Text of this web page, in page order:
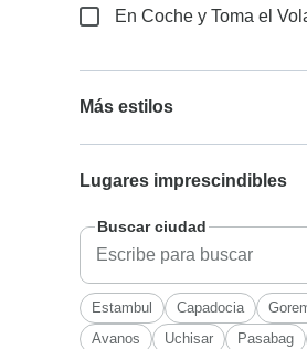
En Coche y Toma el
Más estilos
Lugares imprescindibles
Buscar ciudad
Estambul Capadocia
Avanos
Uchisar Pasabag